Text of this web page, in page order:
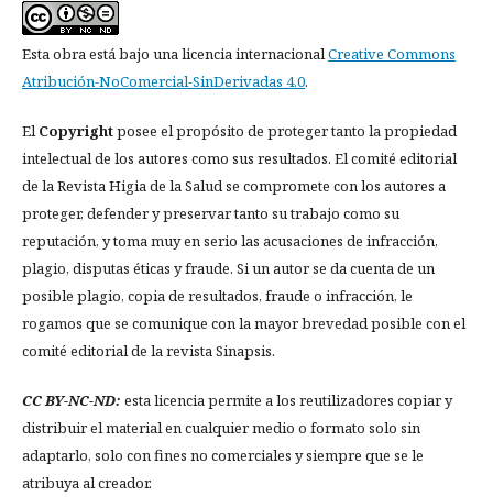
Esta obra está bajo una licencia internacionalCreative Commons
Atribución-NoComercial-SinDerivadas 4.0.
ElCopyrightposee el propósito de proteger tanto la propiedad
intelectual de los autores como sus resultados. El comité editorial
de la Revista Higia de la Salud se compromete con los autores a
proteger, defender y preservar tanto su trabajo como su
reputación, y toma muy en serio las acusaciones de infracción,
plagio, disputas éticas y fraude. Si un autor se da cuenta de un
posible plagio, copia de resultados, fraude o infracción, le
rogamos que se comunique con la mayor brevedad posible con el
comité editorial de la revista Sinapsis.
CC BY-NC-ND: esta licencia permite a los reutilizadores copiar y
distribuir el material en cualquier medio o formato solo sin
adaptarlo, solo con fines no comerciales y siempre que se le
atribuya al creador.